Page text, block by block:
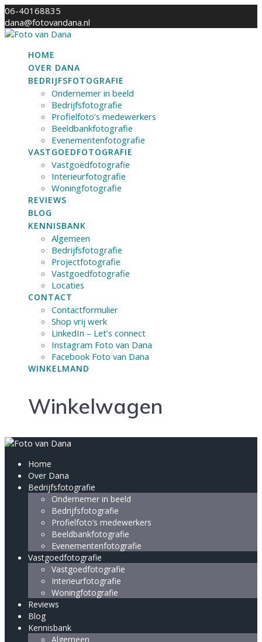
Skip
to
content
06-40168835
dana@fotovandana.nl
HOME
OVER DANA
BEDRIJFSFOTOGRAFIE
Ondernemer in beeld
Bedrijfsfotografie
Profielfoto’s medewerkers
Beeldbankfotografie
Evenementenfotografie
VASTGOEDFOTOGRAFIE
Vastgoedfotografie
Interieurfotografie
Woningfotografie
REVIEWS
BLOG
KENNISBANK
Algemeen
Bedrijfsfotografie
Projectfotografie
Vastgoedfotografie
Locaties
CONTACT
Contactformulier
Shop vrij werk
LinkedIn – Let’s connect
Instagram Foto van Dana
Facebook Foto van Dana
WINKELMAND
Winkelwagen
Home
Over Dana
Bedrijfsfotografie
Ondernemer in beeld
Bedrijfsfotografie
Profielfoto’s medewerkers
Beeldbankfotografie
Evenementenfotografie
Vastgoedfotografie
Vastgoedfotografie
Interieurfotografie
Woningfotografie
Reviews
Blog
Kennisbank
Algemeen